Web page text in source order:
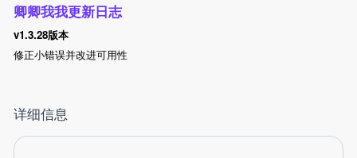
卿卿我我更新日志
v1.3.28版本
修正小错误并改进可用性
详细信息